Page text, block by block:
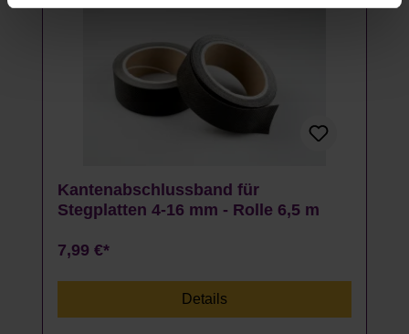
Kantenabschlussband für
Stegplatten 4-16 mm - Rolle 6,5 m
7,99 €*
Details